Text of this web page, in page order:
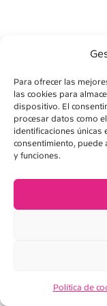
Para ofrecer las
las cookies para
dispositivo. El
procesar datos como
identificaciones únicas
consentimiento, puede
y funciones.
Política de
AVISO LEGAL
POLÍTICA DE
CONDICIONES DE